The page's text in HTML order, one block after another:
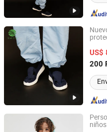
US$
200
Suzhou Jingshang Jingmei
Ltd.
Jiangsu, China
Quanzhou Jiafu Textile Co.,